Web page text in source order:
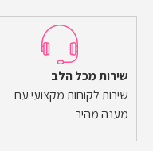
שירות מכל הלב
שירות לקוחות מקצועי עם
מענה מהיר